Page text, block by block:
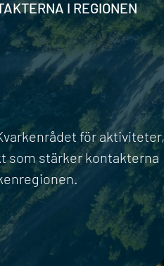
I REGIONEN
för aktiviteter,
som stärker kontakterna